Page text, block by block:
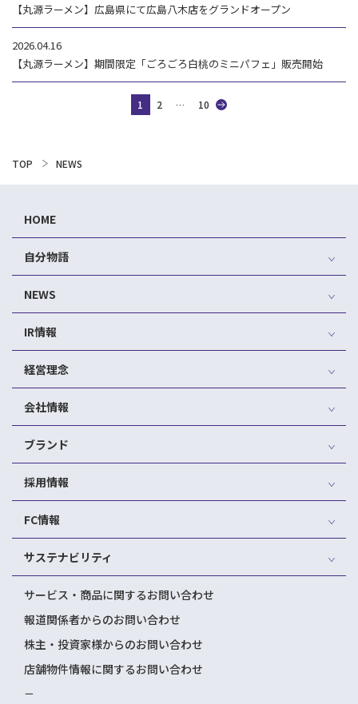
【丸源ラーメン】広島県にて広島八木店をグランドオープン
2026.04.16
【丸源ラーメン】期間限定「ごろごろ白桃のミニパフェ」販売開始
1 2 … 10
TOP NEWS
HOME
自分物語
NEWS
IR情報
経営理念
会社情報
ブランド
採用情報
FC情報
サステナビリティ
サービス・商品に関するお問い合わせ
報道関係者からのお問い合わせ
株主・投資家様からのお問い合わせ
店舗物件情報に関するお問い合わせ
－